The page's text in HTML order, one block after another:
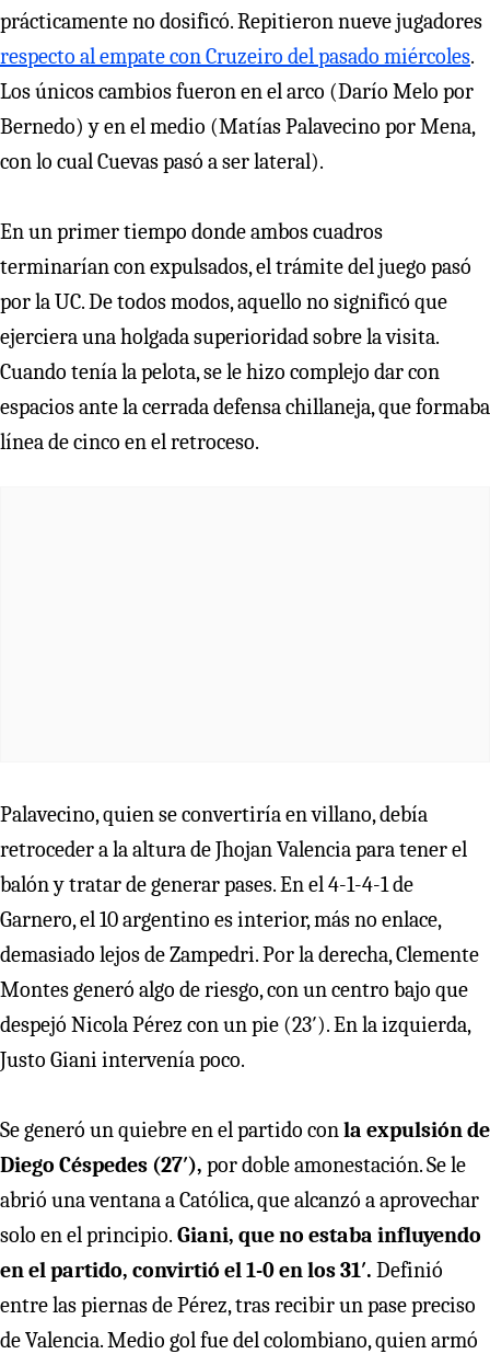
prácticamente no dosificó. Repitieron nueve jugadores
respecto al empate con Cruzeiro del pasado miércoles.
Los únicos cambios fueron en el arco (Darío Melo por
Bernedo) y en el medio (Matías Palavecino por Mena,
con lo cual Cuevas pasó a ser lateral).
En un primer tiempo donde ambos cuadros
terminarían con expulsados, el trámite del juego pasó
por la UC. De todos modos, aquello no significó que
ejerciera una holgada superioridad sobre la visita.
Cuando tenía la pelota, se le hizo complejo dar con
espacios ante la cerrada defensa chillaneja, que formaba
línea de cinco en el retroceso.
Palavecino, quien se convertiría en villano, debía
retroceder a la altura de Jhojan Valencia para tener el
balón y tratar de generar pases. En el 4-1-4-1 de
Garnero, el 10 argentino es interior, más no enlace,
demasiado lejos de Zampedri. Por la derecha, Clemente
Montes generó algo de riesgo, con un centro bajo que
despejó Nicola Pérez con un pie (23′). En la izquierda,
Justo Giani intervenía poco.
Se generó un quiebre en el partido conla expulsión de
Diego Céspedes (27′), por doble amonestación. Se le
abrió una ventana a Católica, que alcanzó a aprovechar
solo en el principio. Giani, que no estaba influyendo
en el partido, convirtió el 1-0 en los 31′. Definió
entre las piernas de Pérez, tras recibir un pase preciso
de Valencia. Medio gol fue del colombiano, quien armó